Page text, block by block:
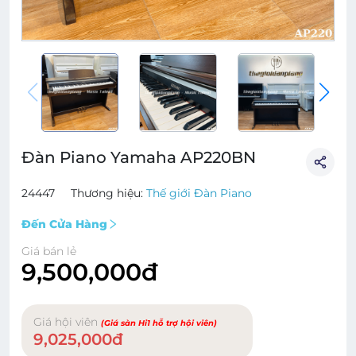
Đàn Piano Yamaha AP220BN
24447 Thương hiệu: Thế giới Đàn Piano
Đến Cửa Hàng
Giá bán lẻ
9,500,000đ
Giá hội viên (Giá sàn Hi1 hỗ trợ hội viên)
9,025,000đ